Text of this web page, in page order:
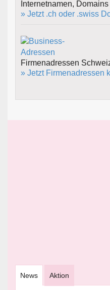
Internetnamen,
» Jetzt .ch oder .swiss
Firmenadressen
» Jetzt Firmenadressen
News Aktion